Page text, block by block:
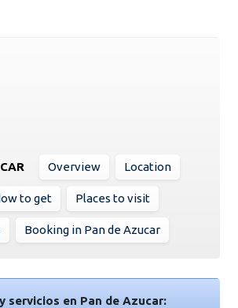
Overview Location
to get Places to visit
Booking in Pan de Azucar
servicios en Pan de Azucar: